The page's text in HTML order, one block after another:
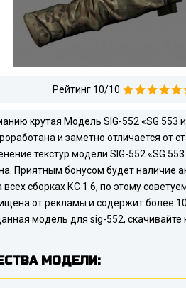
Рейтинг 10/10
крутая Модель SIG-552 «SG 553
и заметно отличается от
текстур модели SIG-552 «SG
Приятным бонусом будет наличие
сборках КС 1.6, по этому
от рекламы и содержит более
модель для sig-552,
МОДЕЛИ: